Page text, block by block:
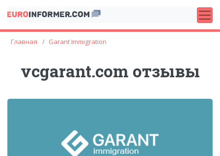
Главная Garant Immigration
vcgarant.com отзывы